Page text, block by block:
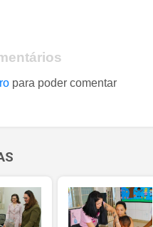
para poder comentar